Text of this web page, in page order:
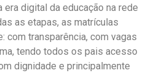
era digital da educação na rede
as etapas, as matrículas
com transparência, com vagas
tendo todos os pais acesso
dignidade e principalmente